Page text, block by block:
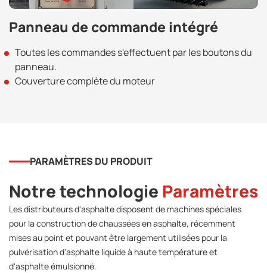
Panneau de commande intégré
Toutes les commandes s'effectuent par les boutons du
panneau.
Couverture complète du moteur
PARAMÈTRES DU PRODUIT
Notre technologie Paramètres
Les distributeurs d'asphalte disposent de machines spéciales
pour la construction de chaussées en asphalte, récemment
mises au point et pouvant être largement utilisées pour la
pulvérisation d'asphalte liquide à haute température et
d'asphalte émulsionné.